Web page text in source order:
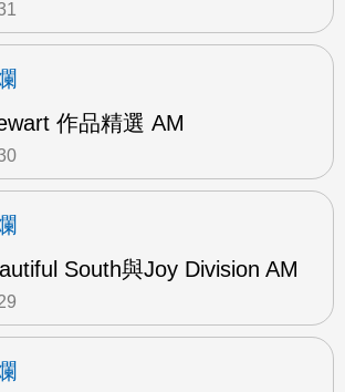
作品精選 AM
South與Joy Division AM